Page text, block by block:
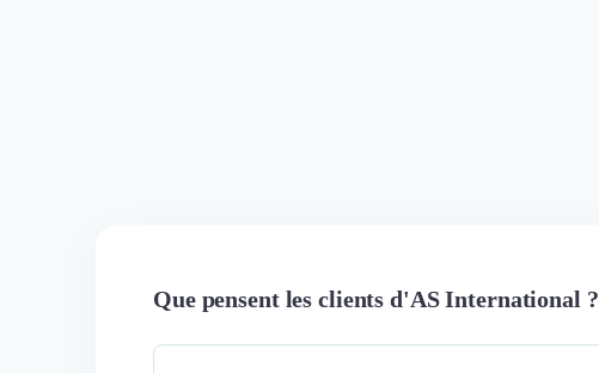
Que pensent les clients d'AS International ?